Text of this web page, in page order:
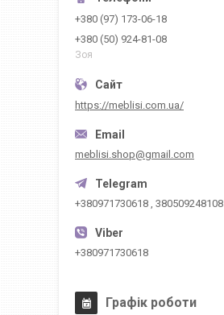
+380 (97) 173-06-18
+380 (50) 924-81-08
Зоя
https://meblisi.com.ua/
meblisi.shop@gmail.com
+380971730618 , 380509248108
+380971730618
Графік роботи